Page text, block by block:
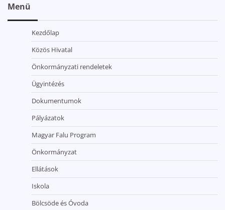
Menü
Kezdőlap
Közös Hivatal
Önkormányzati rendeletek
Ügyintézés
Dokumentumok
Pályázatok
Magyar Falu Program
Önkormányzat
Ellátások
Iskola
Bölcsöde és Óvoda